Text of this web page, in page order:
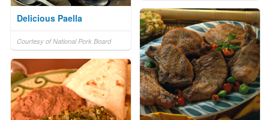
Delicious Paella
Courtesy of National Pork Board